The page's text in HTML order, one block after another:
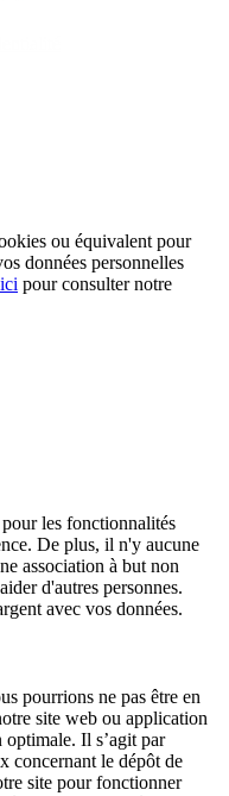
ou équivalent pour
données personnelles
pour consulter notre
les fonctionnalités
De plus, il n'y aucune
association à but non
d'autres personnes.
avec vos données.
pourrions ne pas être en
site web ou application
Il s’agit par
concernant le dépôt de
site pour fonctionner